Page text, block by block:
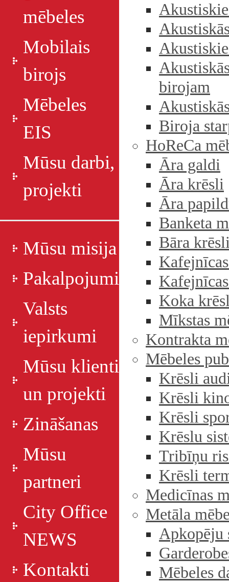
mēbeles
Mobilais
birojs
Mēbeles
EIS
Mūsu darbi,
projekti
Mūsu misija
Pakalpojumi
Valsts
iepirkumi
Mūsu klienti
un projekti
Zināšanas
Mūsu
partneri
City Office
NEWS
Kontakti
birojam
Biroja
HoReCa
Āra galdi
Āra krēsli
Āra
Banketa
Bāra
Koka
Mīkstas
Kontrakta
Mēbeles
Krēsli
Krēsli
Krēsli
Krēslu
Tribīņu
Krēsli
Medicīnas
Metāla
Apkopēju
Mēbeles